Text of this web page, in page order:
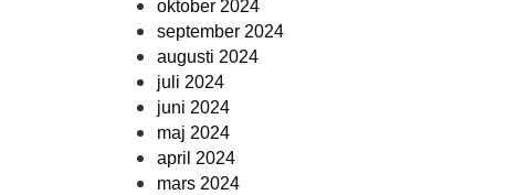
oktober 2024
september 2024
augusti 2024
juli 2024
juni 2024
maj 2024
april 2024
mars 2024